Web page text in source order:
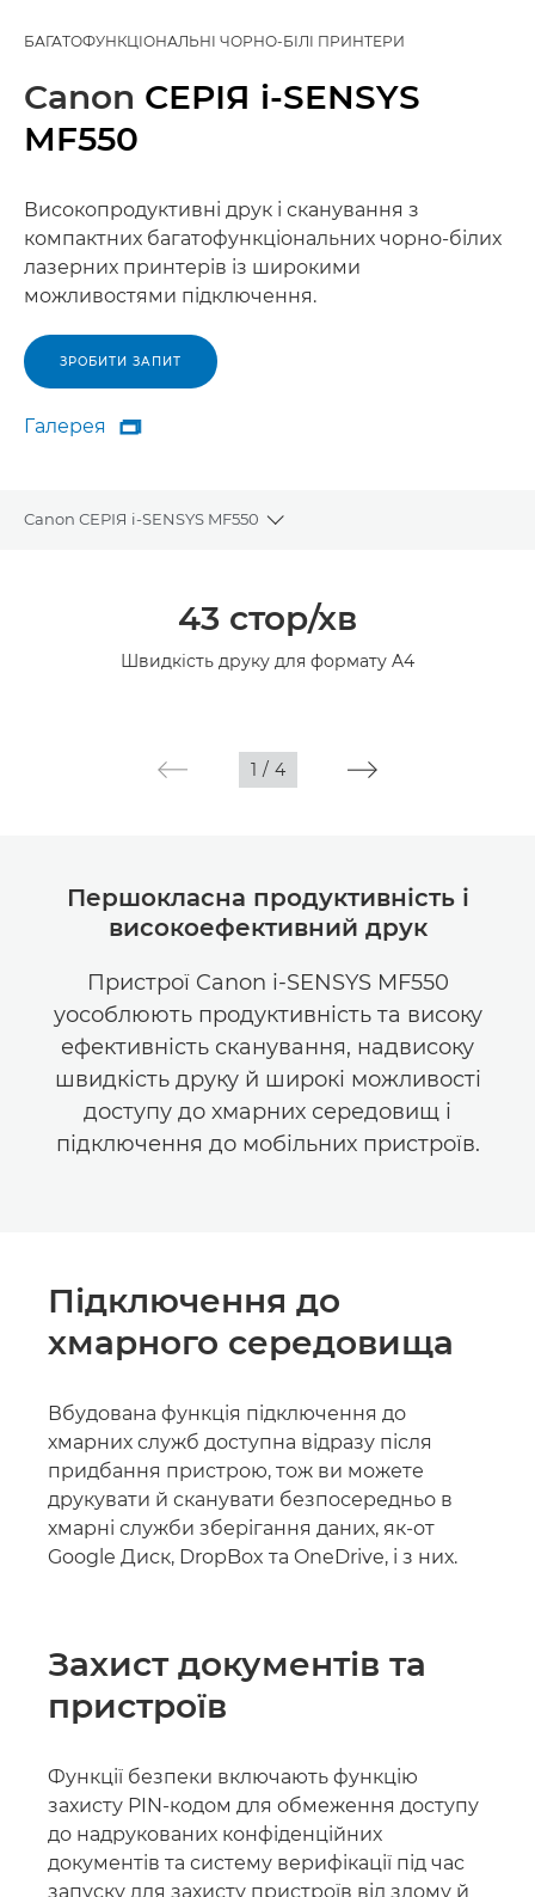
БАГАТОФУНКЦІОНАЛЬНІ ЧОРНО-БІЛІ ПРИНТЕРИ
Canon СЕРІЯ i-SENSYS
MF550
Високопродуктивні друк і сканування з
компактних багатофункціональних чорно-білих
лазерних принтерів із широкими
можливостями підключення.
ЗРОБИТИ ЗАПИТ
Галерея
Галерея

Canon СЕРІЯ i-SENSYS MF550
Toggle breadcrumbs
43 стор/хв
Швидкість друку для формату A4
1 / 4
Першокласна продуктивність і
високоефективний друк
Пристрої Canon i-SENSYS MF550
уособлюють продуктивність та високу
ефективність сканування, надвисоку
швидкість друку й широкі можливості
доступу до хмарних середовищ і
підключення до мобільних пристроїв.
Підключення до
хмарного середовища
Вбудована функція підключення до
хмарних служб доступна відразу після
придбання пристрою, тож ви можете
друкувати й сканувати безпосередньо в
хмарні служби зберігання даних, як-от
Google Диск, DropBox та OneDrive, і з них.
Захист документів та
пристроїв
Функції безпеки включають функцію
захисту PIN-кодом для обмеження доступу
до надрукованих конфіденційних
документів та систему верифікації під час
запуску для захисту пристроїв від злому й